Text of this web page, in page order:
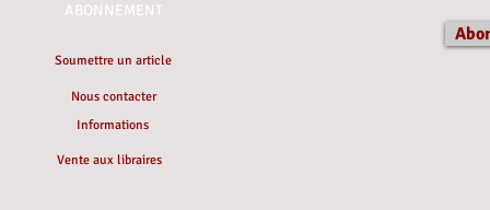
ABONNEMENT
Soumettre un article
Nous contacter
Informations
Vente aux libraires